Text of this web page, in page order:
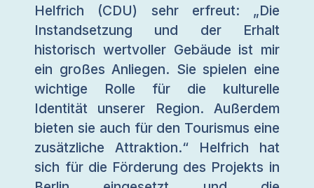
Helfrich (CDU) sehr erfreut: „Die
Instandsetzung und der Erhalt
historisch wertvoller Gebäude ist mir
ein großes Anliegen. Sie spielen eine
wichtige Rolle für die kulturelle
Identität unserer Region. Außerdem
bieten sie auch für den Tourismus eine
zusätzliche Attraktion.“ Helfrich hat
sich für die Förderung des Projekts in